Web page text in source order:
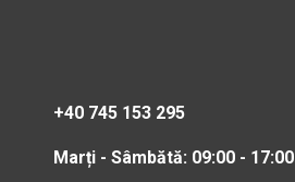
+40 745 153 295
Marți - Sâmbătă: 09:00 - 17:00